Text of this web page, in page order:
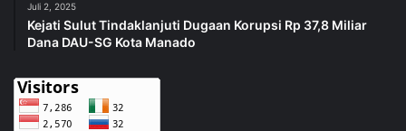
Juli 2, 2025
Kejati Sulut Tindaklanjuti Dugaan Korupsi Rp 37,8 Miliar
Dana DAU-SG Kota Manado